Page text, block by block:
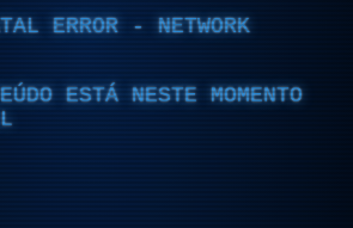
ERROR - NETWORK
ESTÁ NESTE MOMENTO